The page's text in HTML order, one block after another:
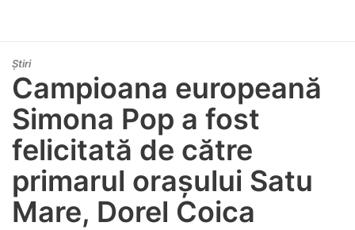
Știri
Campioana europeană
Simona Pop a fost
felicitată de către
primarul orașului Satu
Mare, Dorel Coica